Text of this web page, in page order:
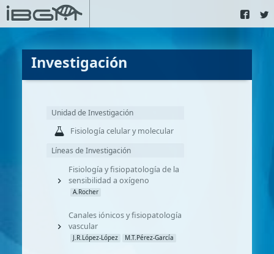
Investigación
Unidad de Investigación
Fisiología celular y molecular
Líneas de Investigación
Fisiología y fisiopatología de la
sensibilidad a oxígeno
A.Rocher
Canales iónicos y fisiopatología
vascular
J.R.López-López M.T.Pérez-García